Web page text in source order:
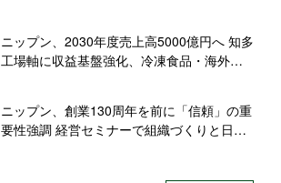
ニップン、2030年度売上高5000億円へ 知多
工場軸に収益基盤強化、冷凍食品・海外を
ニップン、創業130周年を前に「信頼」の重
要性強調 経営セミナーで組織づくりと日本